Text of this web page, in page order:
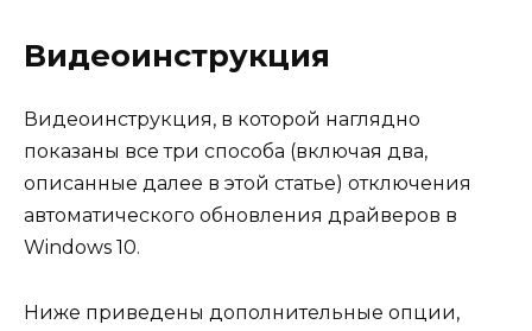
Видеоинструкция
Видеоинструкция, в которой наглядно
показаны все три способа (включая два,
описанные далее в этой статье) отключения
автоматического обновления драйверов в
Windows 10.
Ниже приведены дополнительные опции,